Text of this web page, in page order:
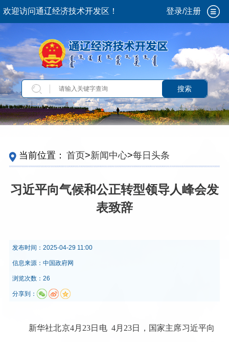
欢迎访问通辽经济技术开发区！ 登录/注册
搜索
当前位置： 首页>新闻中心>每日头条
习近平向气候和公正转型领导人峰会发
表致辞
发布时间： 2025-04-29 11:00
信息来源： 中国政府网
浏览次数：26
分享到：
新华社北京4月23日电 4月23日，国家主席习近平向